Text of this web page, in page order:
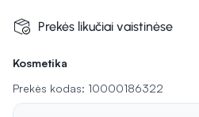
Kosmetika
Prekės kodas: 10000186322
Prekės likučiai vaistinėse